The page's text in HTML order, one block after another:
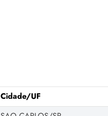
Cidade/UF